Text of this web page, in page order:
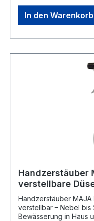
Tragegurt für das
Geprägte
BlickHersteller:
GmbH, Ludwigsburger
In den Warenkorb
Handzerstäuber
verstellbare
Handzerstäuber MAJA
verstellbar – Nebel bis Strahl • Ideal für die
Bewässerung in Haus